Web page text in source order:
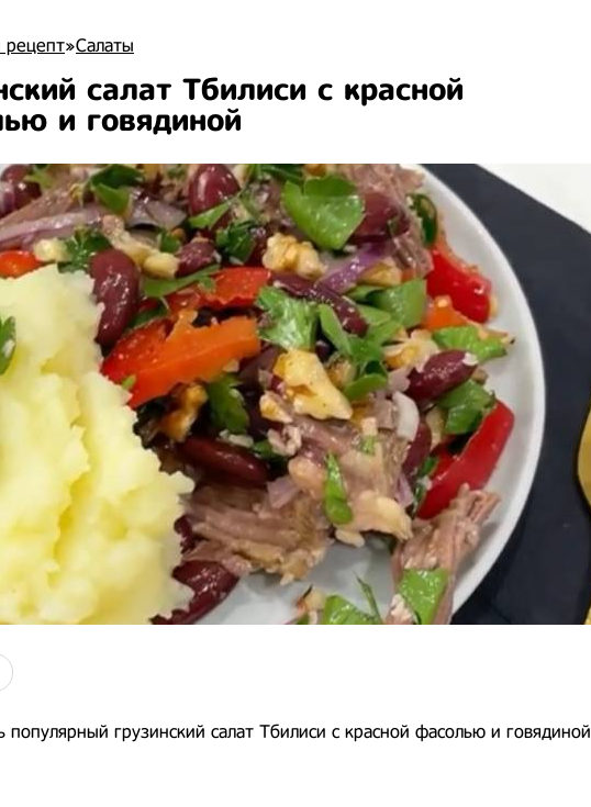
рецепт»Салаты
салат Тбилиси с красной
и говядиной
популярный грузинский салат Тбилиси с красной фасолью и говядиной